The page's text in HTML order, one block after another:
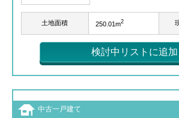
土地面積 250.01m2
検討中リストに追加
中古一戸建て